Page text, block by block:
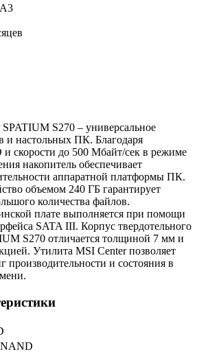
S270 – универсальное
и настольных ПК. Благодаря
скорости до 500 Мбайт/сек в режиме
накопитель обеспечивает
аппаратной платформы ПК.
объемом 240 ГБ гарантирует
количества файлов.
плате выполняется при помощи
SATA III. Корпус твердотельного
S270 отличается толщиной 7 мм и
Утилита MSI Center позволяет
производительности и состояния в